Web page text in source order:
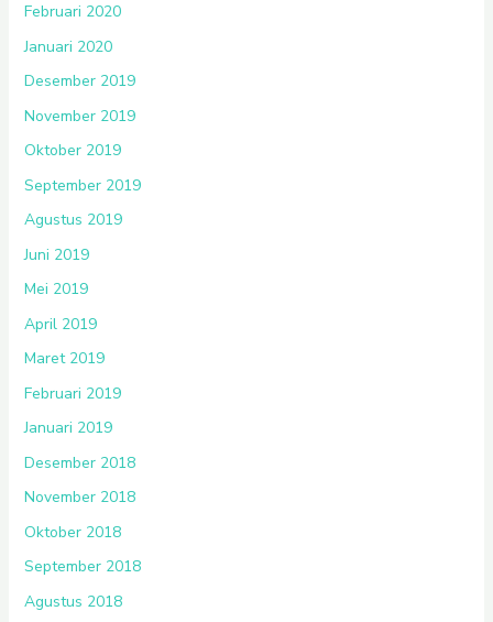
Februari 2020
Januari 2020
Desember 2019
November 2019
Oktober 2019
September 2019
Agustus 2019
Juni 2019
Mei 2019
April 2019
Maret 2019
Februari 2019
Januari 2019
Desember 2018
November 2018
Oktober 2018
September 2018
Agustus 2018